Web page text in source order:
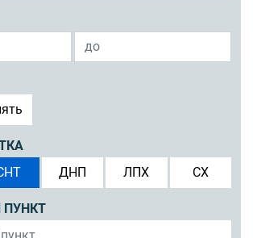
ДНП ЛПХ СХ
ПУНКТ